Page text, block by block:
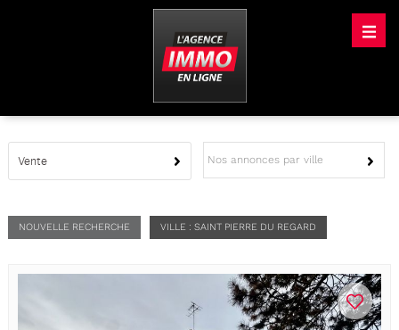
Vente Nos annonces par ville
NOUVELLE RECHERCHE VILLE : SAINT PIERRE DU REGARD